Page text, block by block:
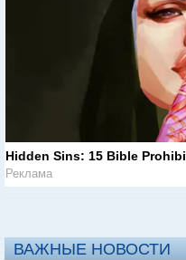
Hidden Sins: 15 Bible
Реклама
ВАЖНЫЕ НОВОСТИ